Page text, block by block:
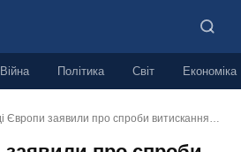
Війна Політика Світ Економіка
Європи заявили про спроби витискання…